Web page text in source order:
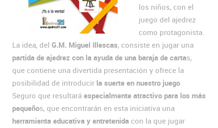
los niños, con el
juego del ajedrez
como protagonista.
La idea, del G.M. Miguel Illescas, consiste en jugar una
partida de ajedrez con la ayuda de una baraja de cartas,
que contiene una divertida presentación y ofrece la
posibilidad de introducir la suerte en nuestro juego.
Seguro que resultará especialmente atractivo para los más
pequeños, que encontrarán en esta iniciativa una
herramienta educativa y entretenida con la que jugar